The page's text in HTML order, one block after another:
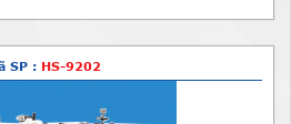
SP : HS-9202